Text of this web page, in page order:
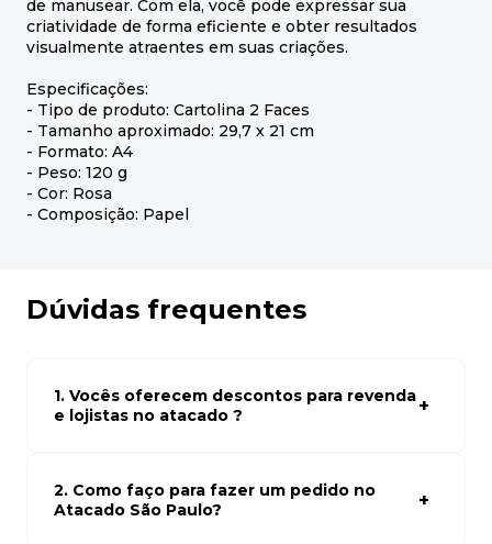
de manusear. Com ela, você pode expressar sua
criatividade de forma eficiente e obter resultados
visualmente atraentes em suas criações.
Especificações:
- Tipo de produto: Cartolina 2 Faces
- Tamanho aproximado: 29,7 x 21 cm
- Formato: A4
- Peso: 120 g
- Cor: Rosa
- Composição: Papel
Dúvidas frequentes
1. Vocês oferecem descontos para revenda
e lojistas no atacado ?
atacado empresas e compre com os melhores preços
para seu modelo de negócio
2. Como faço para fazer um pedido no
Atacado São Paulo?